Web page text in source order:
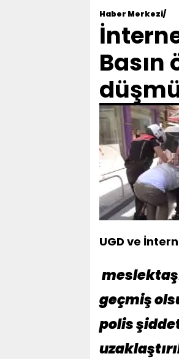
Haber Merkezi/
UGD ve
geçmiş
polis